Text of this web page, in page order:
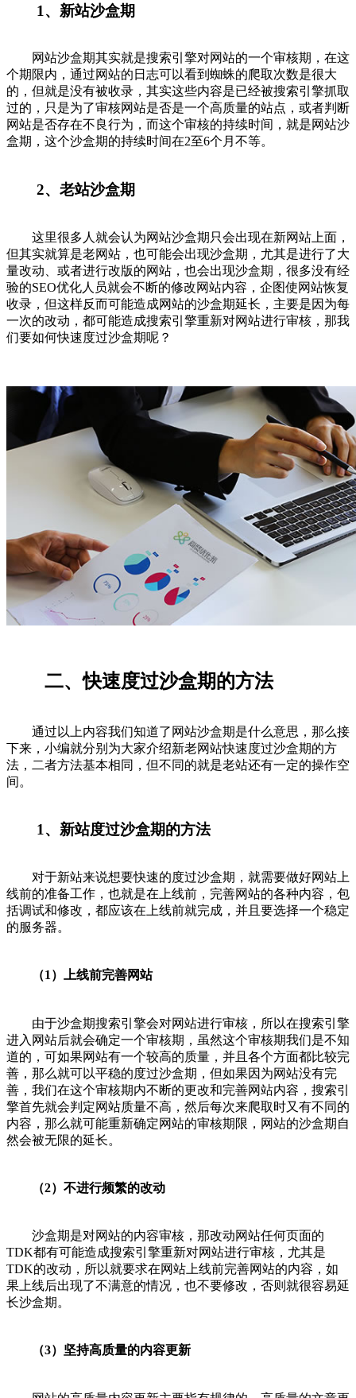
1、新站沙盒期
网站沙盒期其实就是搜索引擎对网站的一个审核期，在这
个期限内，通过网站的日志可以看到蜘蛛的爬取次数是很大
的，但就是没有被收录，其实这些内容是已经被搜索引擎抓取
过的，只是为了审核网站是否是一个高质量的站点，或者判断
网站是否存在不良行为，而这个审核的持续时间，就是网站沙
盒期，这个沙盒期的持续时间在2至6个月不等。
2、老站沙盒期
这里很多人就会认为网站沙盒期只会出现在新网站上面，
但其实就算是老网站，也可能会出现沙盒期，尤其是进行了大
量改动、或者进行改版的网站，也会出现沙盒期，很多没有经
验的SEO优化人员就会不断的修改网站内容，企图使网站恢复
收录，但这样反而可能造成网站的沙盒期延长，主要是因为每
一次的改动，都可能造成搜索引擎重新对网站进行审核，那我
们要如何快速度过沙盒期呢？
二、快速度过沙盒期的方法
通过以上内容我们知道了网站沙盒期是什么意思，那么接
下来，小编就分别为大家介绍新老网站快速度过沙盒期的方
法，二者方法基本相同，但不同的就是老站还有一定的操作空
间。
1、新站度过沙盒期的方法
对于新站来说想要快速的度过沙盒期，就需要做好网站上
线前的准备工作，也就是在上线前，完善网站的各种内容，包
括调试和修改，都应该在上线前就完成，并且要选择一个稳定
的服务器。
（1）上线前完善网站
由于沙盒期搜索引擎会对网站进行审核，所以在搜索引擎
进入网站后就会确定一个审核期，虽然这个审核期我们是不知
道的，可如果网站有一个较高的质量，并且各个方面都比较完
善，那么就可以平稳的度过沙盒期，但如果因为网站没有完
善，我们在这个审核期内不断的更改和完善网站内容，搜索引
擎首先就会判定网站质量不高，然后每次来爬取时又有不同的
内容，那么就可能重新确定网站的审核期限，网站的沙盒期自
然会被无限的延长。
（2）不进行频繁的改动
沙盒期是对网站的内容审核，那改动网站任何页面的
TDK都有可能造成搜索引擎重新对网站进行审核，尤其是
TDK的改动，所以就要求在网站上线前完善网站的内容，如
果上线后出现了不满意的情况，也不要修改，否则就很容易延
长沙盒期。
（3）坚持高质量的内容更新